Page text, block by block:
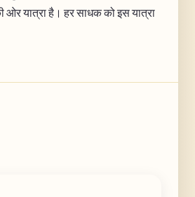
ओर यात्रा है। हर साधक को इस यात्रा